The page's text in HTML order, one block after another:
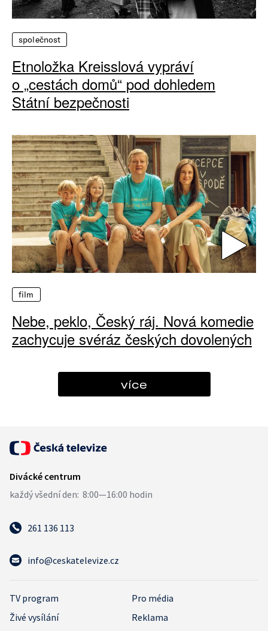
společnost
Etnoložka Kreisslová vypráví
o „cestách domů“ pod dohledem
Státní bezpečnosti
film
Nebe, peklo, Český ráj. Nová komedie
zachycuje svéráz českých dovolených
více
261 136 113
info@ceskatelevize.cz
TV program
Pro média
Živé vysílání
Reklama